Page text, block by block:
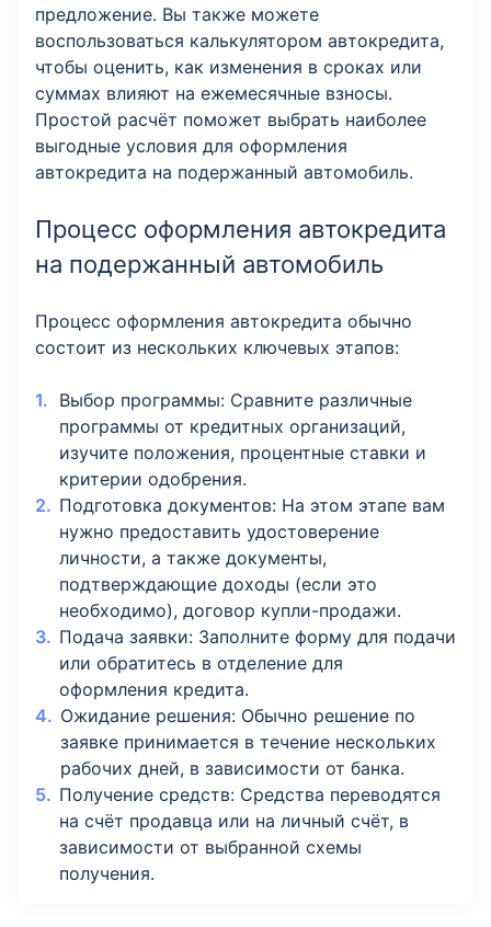
предложение. Вы также можете
воспользоваться калькулятором автокредита,
чтобы оценить, как изменения в сроках или
суммах влияют на ежемесячные взносы.
Простой расчёт поможет выбрать наиболее
выгодные условия для оформления
автокредита на подержанный автомобиль.
Процесс оформления автокредита
на подержанный автомобиль
Процесс оформления автокредита обычно
состоит из нескольких ключевых этапов:
Выбор программы: Сравните различные
программы от кредитных организаций,
изучите положения, процентные ставки и
критерии одобрения.
Подготовка документов: На этом этапе вам
нужно предоставить удостоверение
личности, а также документы,
подтверждающие доходы (если это
необходимо), договор купли-продажи.
Подача заявки: Заполните форму для подачи
или обратитесь в отделение для
оформления кредита.
Ожидание решения: Обычно решение по
заявке принимается в течение нескольких
рабочих дней, в зависимости от банка.
Получение средств: Средства переводятся
на счёт продавца или на личный счёт, в
зависимости от выбранной схемы
получения.